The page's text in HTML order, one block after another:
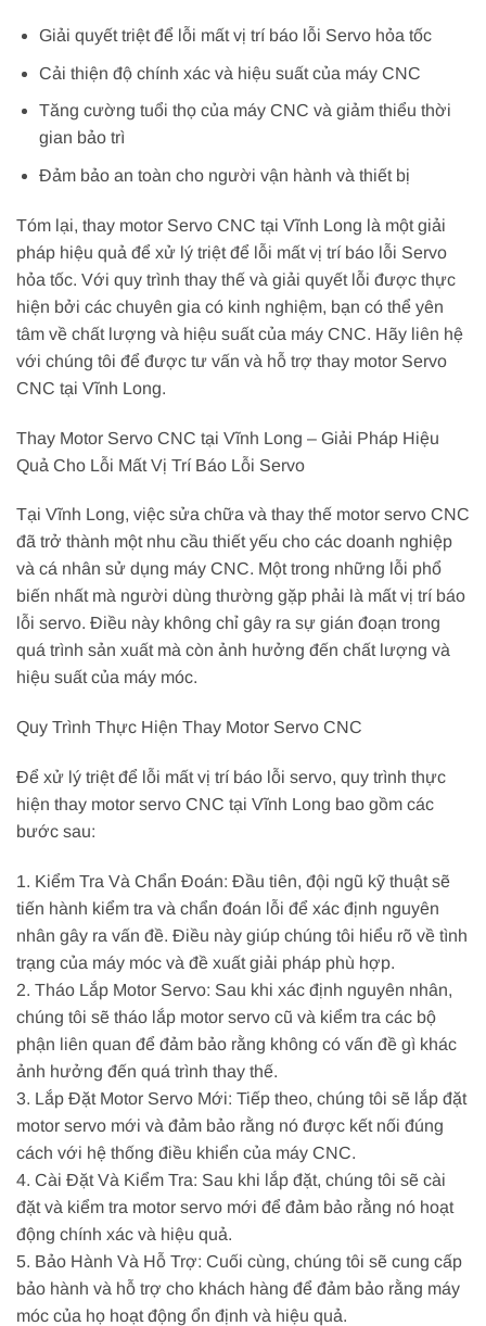
Giải quyết triệt để lỗi mất vị trí báo lỗi Servo hỏa tốc
Cải thiện độ chính xác và hiệu suất của máy CNC
Tăng cường tuổi thọ của máy CNC và giảm thiểu thời
gian bảo trì
Đảm bảo an toàn cho người vận hành và thiết bị
Tóm lại, thay motor Servo CNC tại Vĩnh Long là một giải
pháp hiệu quả để xử lý triệt để lỗi mất vị trí báo lỗi Servo
hỏa tốc. Với quy trình thay thế và giải quyết lỗi được thực
hiện bởi các chuyên gia có kinh nghiệm, bạn có thể yên
tâm về chất lượng và hiệu suất của máy CNC. Hãy liên hệ
với chúng tôi để được tư vấn và hỗ trợ thay motor Servo
CNC tại Vĩnh Long.
Thay Motor Servo CNC tại Vĩnh Long – Giải Pháp Hiệu
Quả Cho Lỗi Mất Vị Trí Báo Lỗi Servo
Tại Vĩnh Long, việc sửa chữa và thay thế motor servo CNC
đã trở thành một nhu cầu thiết yếu cho các doanh nghiệp
và cá nhân sử dụng máy CNC. Một trong những lỗi phổ
biến nhất mà người dùng thường gặp phải là mất vị trí báo
lỗi servo. Điều này không chỉ gây ra sự gián đoạn trong
quá trình sản xuất mà còn ảnh hưởng đến chất lượng và
hiệu suất của máy móc.
Quy Trình Thực Hiện Thay Motor Servo CNC
Để xử lý triệt để lỗi mất vị trí báo lỗi servo, quy trình thực
hiện thay motor servo CNC tại Vĩnh Long bao gồm các
bước sau:
1. Kiểm Tra Và Chẩn Đoán: Đầu tiên, đội ngũ kỹ thuật sẽ
tiến hành kiểm tra và chẩn đoán lỗi để xác định nguyên
nhân gây ra vấn đề. Điều này giúp chúng tôi hiểu rõ về tình
trạng của máy móc và đề xuất giải pháp phù hợp.
2. Tháo Lắp Motor Servo: Sau khi xác định nguyên nhân,
chúng tôi sẽ tháo lắp motor servo cũ và kiểm tra các bộ
phận liên quan để đảm bảo rằng không có vấn đề gì khác
ảnh hưởng đến quá trình thay thế.
3. Lắp Đặt Motor Servo Mới: Tiếp theo, chúng tôi sẽ lắp đặt
motor servo mới và đảm bảo rằng nó được kết nối đúng
cách với hệ thống điều khiển của máy CNC.
4. Cài Đặt Và Kiểm Tra: Sau khi lắp đặt, chúng tôi sẽ cài
đặt và kiểm tra motor servo mới để đảm bảo rằng nó hoạt
động chính xác và hiệu quả.
5. Bảo Hành Và Hỗ Trợ: Cuối cùng, chúng tôi sẽ cung cấp
bảo hành và hỗ trợ cho khách hàng để đảm bảo rằng máy
móc của họ hoạt động ổn định và hiệu quả.